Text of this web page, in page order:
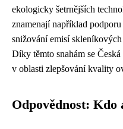
ekologicky šetrnějších
znamenají například
snižování emisí
Díky těmto snahám se
v oblasti zlepšování kvality
Odpovědnost: Kdo